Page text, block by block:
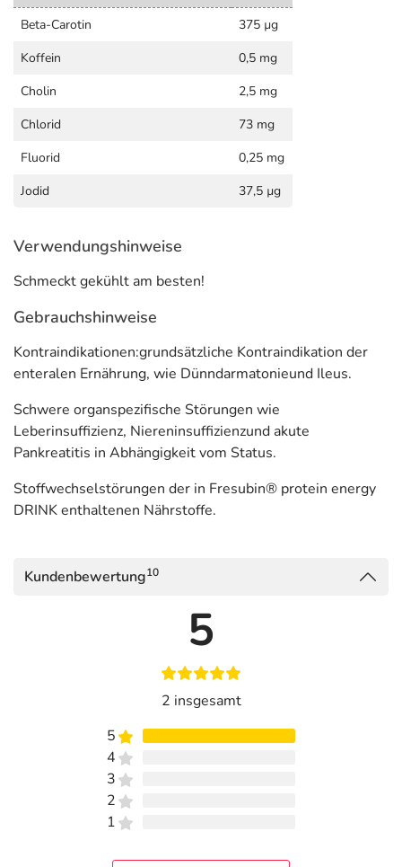
Beta-Carotin
375 µg
Koffein
0,5 mg
Cholin
2,5 mg
Chlorid
73 mg
Fluorid
0,25 mg
Jodid
37,5 µg
Verwendungshinweise
Schmeckt gekühlt am besten!
Gebrauchshinweise
Kontraindikationen:grundsätzliche Kontraindikation der
enteralen Ernährung, wie Dünndarmatonieund Ileus.
Schwere organspezifische Störungen wie
Leberinsuffizienz, Niereninsuffizienzund akute
Pankreatitis in Abhängigkeit vom Status.
Stoffwechselstörungen der in Fresubin® protein energy
DRINK enthaltenen Nährstoffe.
Kundenbewertung10
5
2 insgesamt
5
4
3
2
1